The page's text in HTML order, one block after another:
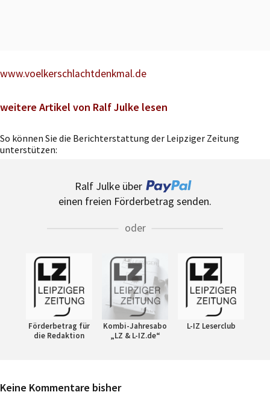
www.voelkerschlachtdenkmal.de
weitere Artikel von Ralf Julke lesen
So können Sie die Berichterstattung der Leipziger Zeitung
unterstützen:
Ralf Julke über
einen freien Förderbetrag senden.
oder
Förderbetrag für
die Redaktion
Kombi-Jahresabo
„LZ & L-IZ.de“
L-IZ Leserclub
Keine Kommentare bisher